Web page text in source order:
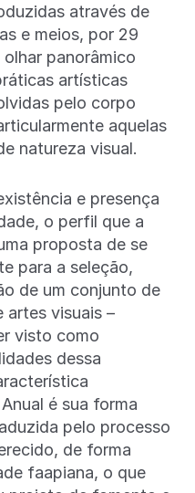
através de
e meios, por 29
panorâmico
artísticas
pelo corpo
aquelas
natureza visual.
e presença
o perfil que a
proposta de se
para a seleção,
de um conjunto de
artes visuais –
visto como
dessa
é sua forma
pelo processo
de forma
faapiana, o que